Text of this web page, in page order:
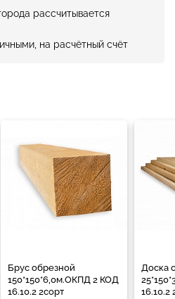
рассчитывается
на расчётный счёт
Брус обрезной
150*150*6,0м.ОКПД 2 КОД
16.10.2 2сорт
Доска
16.10.2